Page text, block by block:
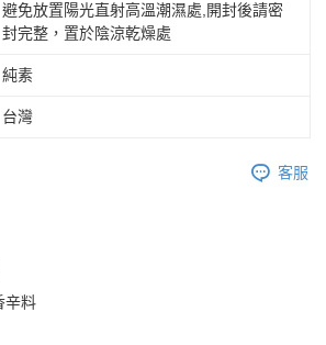
避免放置陽光直射高溫潮濕處,開封後請密
封完整，置於陰涼乾燥處
純素
台灣
客服
辛料